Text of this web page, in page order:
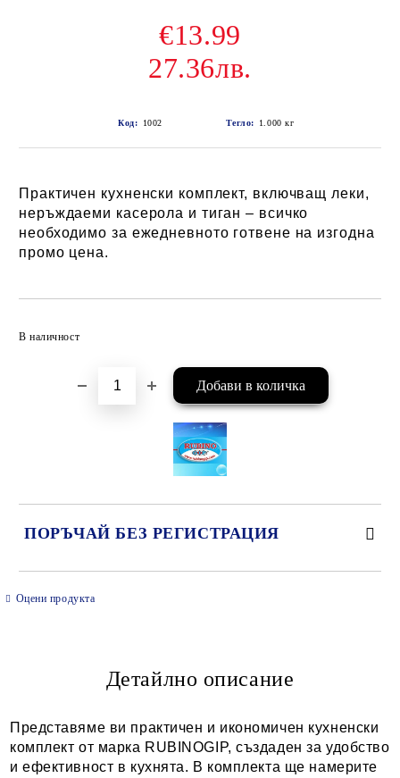
€13.99
27.36лв.
Код: 1002 Тегло: 1.000 кг
Практичен кухненски комплект, включващ леки,
неръждаеми касерола и тиган – всичко
необходимо за ежедневното готвене на изгодна
промо цена.
В наличност
ПОРЪЧАЙ БЕЗ РЕГИСТРАЦИЯ
Ние ще се свържем с вас в рамките на работния ден.
Оцени продукта
Детайлно описание
Представяме ви практичен и икономичен кухненски
комплект от марка RUBINOGIP, създаден за удобство
и ефективност в кухнята. В комплекта ще намерите